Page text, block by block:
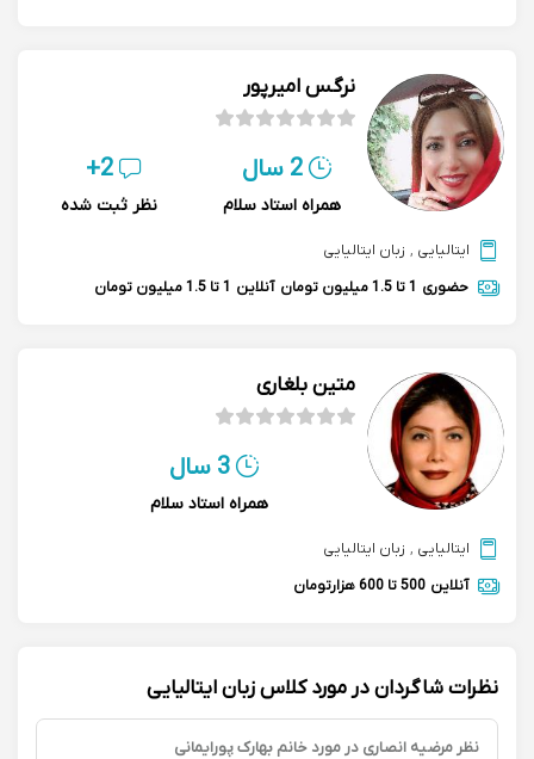
نرگس امیرپور
2 سال
همراه استاد سلام
2+
نظر ثبت شده
ایتالیایی , زبان ایتالیایی
حضوری 1 تا 1.5 میلیون تومان آنلاین 1 تا 1.5 میلیون تومان
متین بلغاری
3 سال
همراه استاد سلام
ایتالیایی , زبان ایتالیایی
آنلاین 500 تا 600 هزارتومان
نظرات شاگردان در مورد کلاس زبان ایتالیایی
نظر مرضیه انصاری در مورد خانم بهارک پورایمانی